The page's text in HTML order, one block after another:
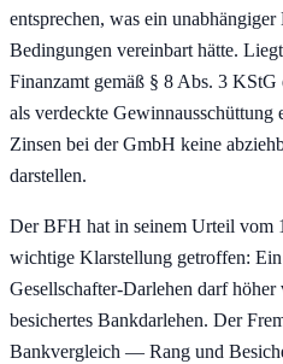
entsprechen, was ein
Bedingungen vereinbart hätte.
Finanzamt gemäß § 8 Abs. 3
als verdeckte
Zinsen bei der GmbH keine
darstellen.
Der BFH hat in seinem Urteil vom
wichtige Klarstellung getroffen:
Gesellschafter-Darlehen darf höher
besichertes Bankdarlehen. Der
Bankvergleich — Rang und